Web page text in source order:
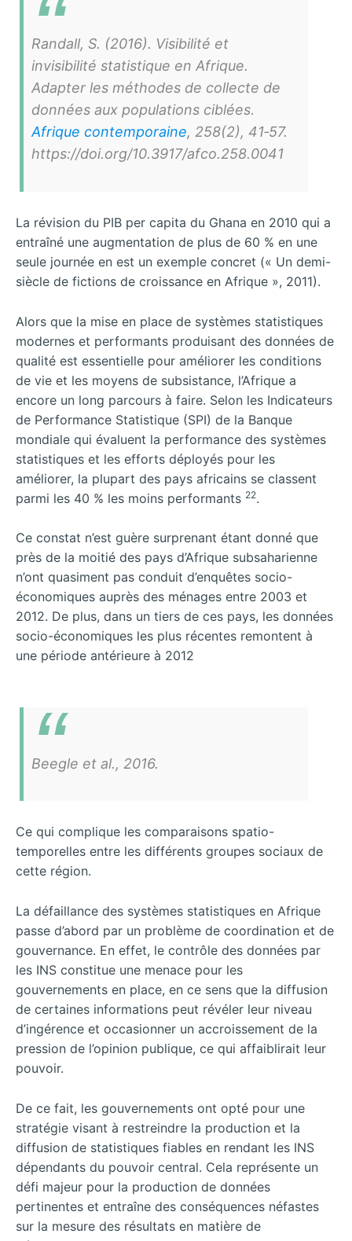
Randall, S. (2016). Visibilité et
invisibilité statistique en Afrique.
Adapter les méthodes de collecte de
données aux populations ciblées.
Afrique contemporaine, 258(2), 41‑57.
https://doi.org/10.3917/afco.258.0041
La révision du PIB per capita du Ghana en 2010 qui a
entraîné une augmentation de plus de 60 % en une
seule journée en est un exemple concret (« Un demi-
siècle de fictions de croissance en Afrique », 2011).
Alors que la mise en place de systèmes statistiques
modernes et performants produisant des données de
qualité est essentielle pour améliorer les conditions
de vie et les moyens de subsistance, l’Afrique a
encore un long parcours à faire. Selon les Indicateurs
de Performance Statistique (SPI) de la Banque
mondiale qui évaluent la performance des systèmes
statistiques et les efforts déployés pour les
améliorer, la plupart des pays africains se classent
parmi les 40 % les moins performants 22.
Ce constat n’est guère surprenant étant donné que
près de la moitié des pays d’Afrique subsaharienne
n’ont quasiment pas conduit d’enquêtes socio-
économiques auprès des ménages entre 2003 et
2012. De plus, dans un tiers de ces pays, les données
socio-économiques les plus récentes remontent à
une période antérieure à 2012
Beegle et al., 2016.
Ce qui complique les comparaisons spatio-
temporelles entre les différents groupes sociaux de
cette région.
La défaillance des systèmes statistiques en Afrique
passe d’abord par un problème de coordination et de
gouvernance. En effet, le contrôle des données par
les INS constitue une menace pour les
gouvernements en place, en ce sens que la diffusion
de certaines informations peut révéler leur niveau
d’ingérence et occasionner un accroissement de la
pression de l’opinion publique, ce qui affaiblirait leur
pouvoir.
De ce fait, les gouvernements ont opté pour une
stratégie visant à restreindre la production et la
diffusion de statistiques fiables en rendant les INS
dépendants du pouvoir central. Cela représente un
défi majeur pour la production de données
pertinentes et entraîne des conséquences néfastes
sur la mesure des résultats en matière de